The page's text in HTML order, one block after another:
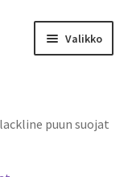
Valikko
puun suojat